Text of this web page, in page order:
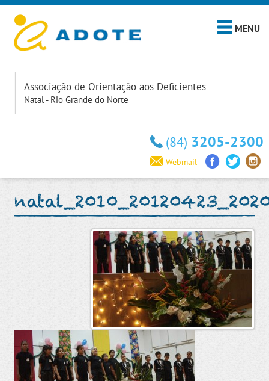
MENU
Associação de Orientação aos Deficientes
Natal - Rio Grande do Norte
(84) 3205-2300
Webmail